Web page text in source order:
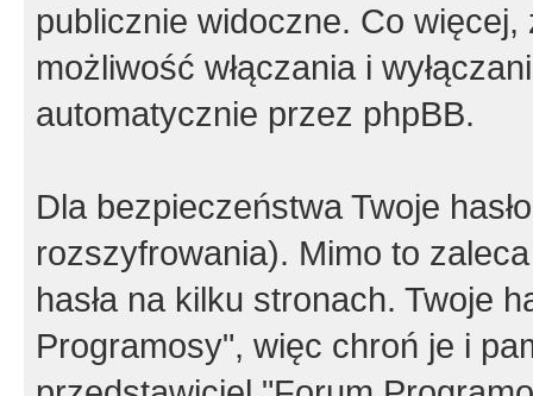
publicznie widoczne. Co
możliwość włączania i
automatycznie przez phpBB.
Dla bezpieczeństwa Twoje
rozszyfrowania). Mimo to
hasła na kilku stronach. Twoje
Programosy", więc chroń je i